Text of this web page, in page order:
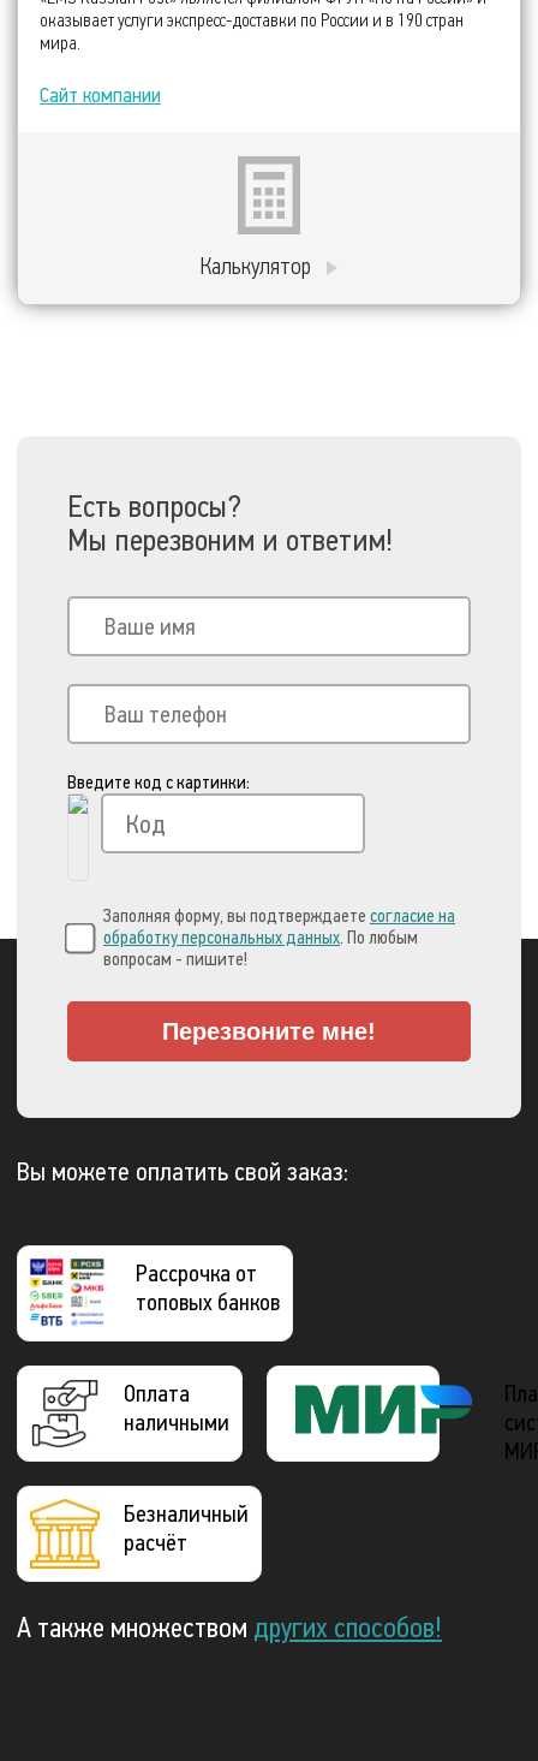
оказывает услуги экспресс-доставки по России и в 190 стран
мира.
Сайт компании
Калькулятор
Есть вопросы?
Мы перезвоним и ответим!
Введите код с картинки:
Заполняя форму, вы подтверждаете согласие на
обработку персональных данных. По любым
вопросам - пишите!
Перезвоните мне!
Вы можете оплатить свой заказ:
Рассрочка от
топовых банков
Оплата
наличными
Безналичный
расчёт
А также множеством других способов!